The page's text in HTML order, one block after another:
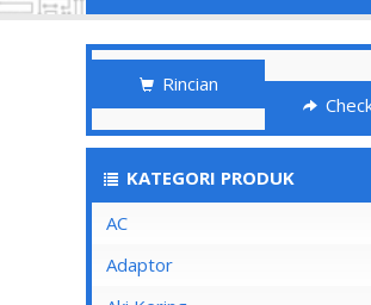
Rincian
KATEGORI PRODUK
AC
Adaptor